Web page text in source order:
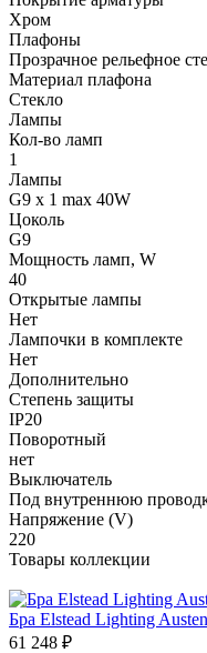
Хром
Плафоны
Прозрачное рельефное
Материал плафона
Стекло
Лампы
Кол-во ламп
1
Лампы
G9 x 1 max 40W
Цоколь
G9
Мощность ламп, W
40
Открытые лампы
Нет
Лампочки в комплекте
Нет
Дополнительно
Степень защиты
IP20
Поворотный
нет
Выключатель
Под внутреннюю
Напряжение (V)
220
Товары коллекции
Бра Elstead Lighting
61 248 ₽